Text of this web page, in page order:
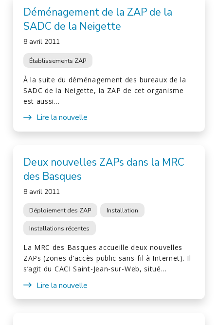
Déménagement de la ZAP de la
SADC de la Neigette
8 avril 2011
Établissements ZAP
À la suite du déménagement des bureaux de la
SADC de la Neigette, la ZAP de cet organisme
est aussi…
Lire la nouvelle
Deux nouvelles ZAPs dans la MRC
des Basques
8 avril 2011
Déploiement des ZAP Installation
Installations récentes
La MRC des Basques accueille deux nouvelles
ZAPs (zones d’accès public sans-fil à Internet). Il
s’agit du CACI Saint-Jean-sur-Web, situé…
Lire la nouvelle